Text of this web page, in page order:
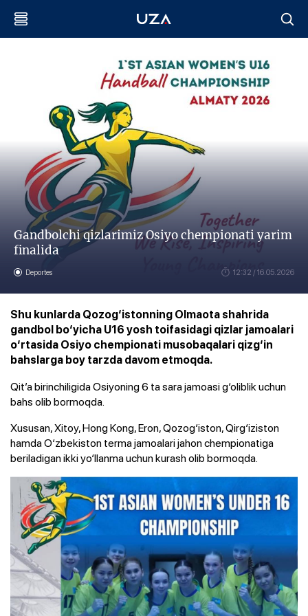
Gandbolchi qizlarimiz Osiyo chempionati yarim
finalida
Deportes 12:32 / 16.05.2026
Shu kunlarda Qozog‘istonning Olmaota shahrida
gandbol bo‘yicha U16 yosh toifasidagi qizlar jamoalari
o‘rtasida Osiyo chempionati musobaqalari qizg‘in
bahslarga boy tarzda davom etmoqda.
Qit’a birinchiligida Osiyoning 6 ta sara jamoasi g‘oliblik uchun
bahs olib bormoqda.
Xususan, Xitoy, Hong Kong, Eron, Qozog‘iston, Qirg‘iziston
hamda O‘zbekiston terma jamoalari jahon chempionatiga
beriladigan ikki yo‘llanma uchun kurash olib bormoqda.